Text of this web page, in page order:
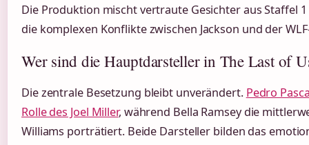
Die Produktion mischt vertraute Gesichter aus Staffel
die komplexen Konflikte zwischen Jackson und der
Wer sind die Hauptdarsteller in The Last of
Die zentrale Besetzung bleibt unverändert. Pedro
Rolle des Joel Miller, während Bella Ramsey die
Williams porträtiert. Beide Darsteller bilden das